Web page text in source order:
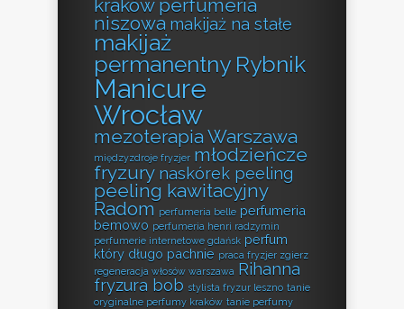
kraków perfumeria
niszowa makijaż na stałe
makijaż
permanentny Rybnik
Manicure
Wrocław
mezoterapia Warszawa
międzyzdroje fryzjer młodzieńcze
fryzury naskórek peeling
peeling kawitacyjny
Radom perfumeria belle perfumeria
bemowo perfumeria henri radzymin
perfumerie internetowe gdańsk perfum
który długo pachnie praca fryzjer zgierz
regeneracja włosów warszawa Rihanna
fryzura bob stylista fryzur leszno tanie
oryginalne perfumy kraków tanie perfumy